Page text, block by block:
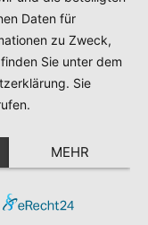
Standort-
Daten für
zu Zweck,
Sie unter dem
Sie
MEHR